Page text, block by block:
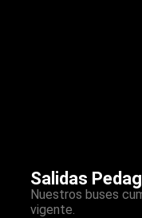
Salidas
Nuestros buses
vigente.